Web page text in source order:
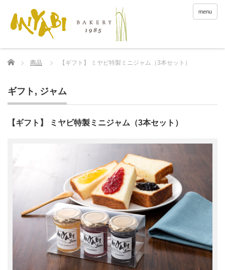
menu
Home 商品 【ギフト】 ミヤビ特製ミニジャム（3本セット）
ギフト , ジャム
【ギフト】 ミヤビ特製ミニジャム（3本セット）